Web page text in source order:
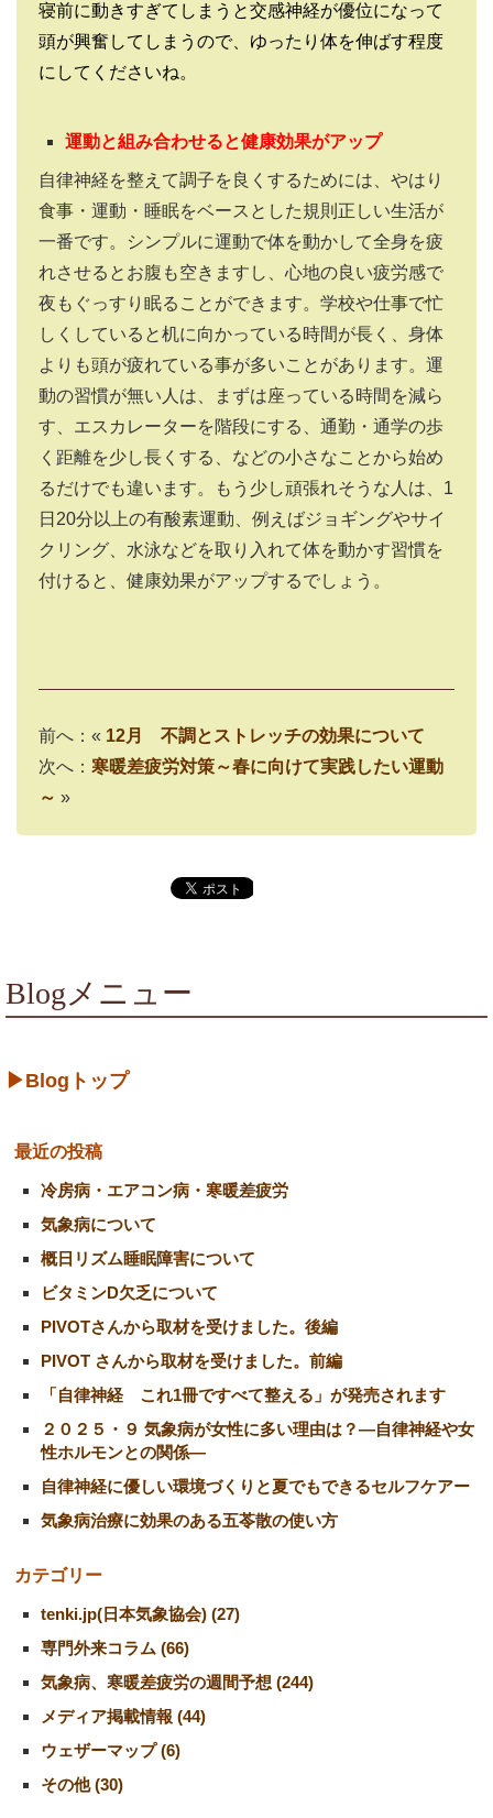
寝前に動きすぎてしまうと交感神経が優位になって
頭が興奮してしまうので、ゆったり体を伸ばす程度
にしてくださいね。
運動と組み合わせると健康効果がアップ
自律神経を整えて調子を良くするためには、やはり
食事・運動・睡眠をベースとした規則正しい生活が
一番です。シンプルに運動で体を動かして全身を疲
れさせるとお腹も空きますし、心地の良い疲労感で
夜もぐっすり眠ることができます。学校や仕事で忙
しくしていると机に向かっている時間が長く、身体
よりも頭が疲れている事が多いことがあります。運
動の習慣が無い人は、まずは座っている時間を減ら
す、エスカレーターを階段にする、通勤・通学の歩
く距離を少し長くする、などの小さなことから始め
るだけでも違います。もう少し頑張れそうな人は、 1
日 20分以上の有酸素運動、例えばジョギングやサイ
クリング、水泳などを取り入れて体を動かす習慣を
付けると、健康効果がアップするでしょう。
前へ：« 12月 不調とストレッチの効果について
次へ： 寒暖差疲労対策～春に向けて実践したい運動
～ »
Blogメニュー
▶Blogトップ
最近の投稿
冷房病・エアコン病・寒暖差疲労
気象病について
概日リズム睡眠障害について
ビタミンD欠乏について
PIVOTさんから取材を受けました。後編
PIVOT さんから取材を受けました。前編
「自律神経 これ1冊ですべて整える」が発売されます
２０２５・９ 気象病が女性に多い理由は？―自律神経や女
性ホルモンとの関係―
自律神経に優しい環境づくりと夏でもできるセルフケアー
気象病治療に効果のある五苓散の使い方
カテゴリー
tenki.jp(日本気象協会) (27)
専門外来コラム (66)
気象病、寒暖差疲労の週間予想 (244)
メディア掲載情報 (44)
ウェザーマップ (6)
その他 (30)